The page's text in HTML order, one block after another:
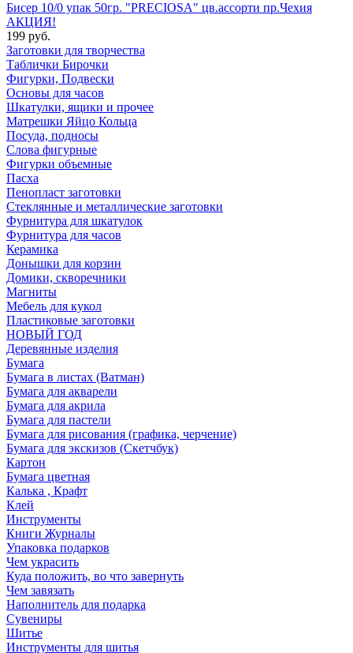
Бисер 10/0 упак 50гр. "PRECIOSA" цв.ассорти пр.Чехия
АКЦИЯ!
199 руб.
Заготовки для творчества
Таблички Бирочки
Фигурки, Подвески
Основы для часов
Шкатулки, ящики и прочее
Матрешки Яйцо Кольца
Посуда, подносы
Слова фигурные
Фигурки объемные
Пасха
Пенопласт заготовки
Стеклянные и металлические заготовки
Фурнитура для шкатулок
Фурнитура для часов
Керамика
Донышки для корзин
Домики, скворечники
Магниты
Мебель для кукол
Пластиковые заготовки
НОВЫЙ ГОД
Деревянные изделия
Бумага
Бумага в листах (Ватман)
Бумага для акварели
Бумага для акрила
Бумага для пастели
Бумага для рисования (графика, черчение)
Бумага для экскизов (Скетчбук)
Картон
Бумага цветная
Калька , Крафт
Клей
Инструменты
Книги Журналы
Упаковка подарков
Чем украсить
Куда положить, во что завернуть
Чем завязать
Наполнитель для подарка
Сувениры
Шитье
Инструменты для шитья